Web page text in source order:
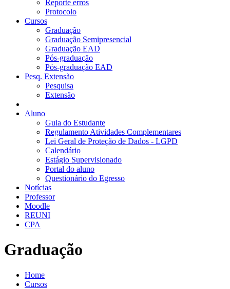
Reporte erros
Protocolo
Cursos
Graduação
Graduação Semipresencial
Graduação EAD
Pós-graduação
Pós-graduação EAD
Pesq. Extensão
Pesquisa
Extensão
Aluno
Guia do Estudante
Regulamento Atividades Complementares
Lei Geral de Proteção de Dados - LGPD
Calendário
Estágio Supervisionado
Portal do aluno
Questionário do Egresso
Notícias
Professor
Moodle
REUNI
CPA
Graduação
Home
Cursos